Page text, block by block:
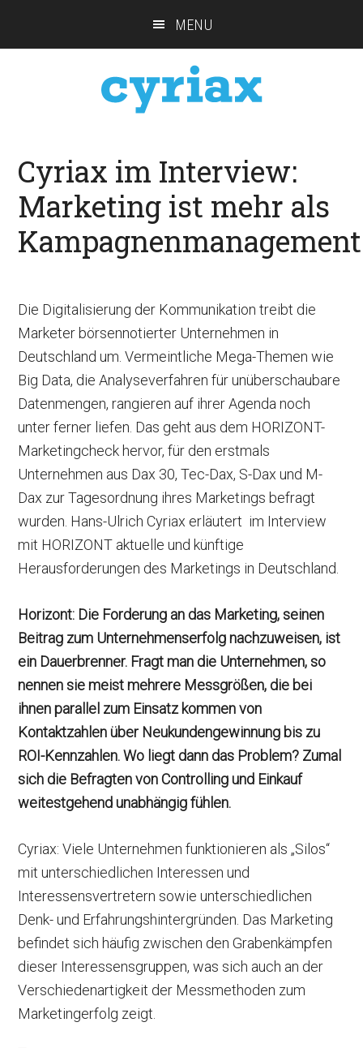
MENU
Cyriax im Interview:
Marketing ist mehr als
Kampagnenmanagement
Die Digitalisierung der Kommunikation treibt die
Marketer börsennotierter Unternehmen in
Deutschland um. Vermeintliche Mega-Themen wie
Big Data, die Analyseverfahren für unüberschaubare
Datenmengen, rangieren auf ihrer Agenda noch
unter ferner liefen. Das geht aus dem HORIZONT-
Marketingcheck hervor, für den erstmals
Unternehmen aus Dax 30, Tec-Dax, S-Dax und M-
Dax zur Tagesordnung ihres Marketings befragt
wurden. Hans-Ulrich Cyriax erläutert im Interview
mit HORIZONT aktuelle und künftige
Herausforderungen des Marketings in Deutschland.
Horizont: Die Forderung an das Marketing, seinen
Beitrag zum Unternehmenserfolg nachzuweisen, ist
ein Dauerbrenner. Fragt man die Unternehmen, so
nennen sie meist mehrere Messgrößen, die bei
ihnen parallel zum Einsatz kommen von
Kontaktzahlen über Neukundengewinnung bis zu
ROI-Kennzahlen. Wo liegt dann das Problem? Zumal
sich die Befragten von Controlling und Einkauf
weitestgehend unabhängig fühlen.
Cyriax: Viele Unternehmen funktionieren als „Silos“
mit unterschiedlichen Interessen und
Interessensvertretern sowie unterschiedlichen
Denk- und Erfahrungshintergründen. Das Marketing
befindet sich häufig zwischen den Grabenkämpfen
dieser Interessensgruppen, was sich auch an der
Verschiedenartigkeit der Messmethoden zum
Marketingerfolg zeigt.